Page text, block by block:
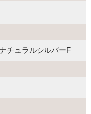
チュラルシルバーF